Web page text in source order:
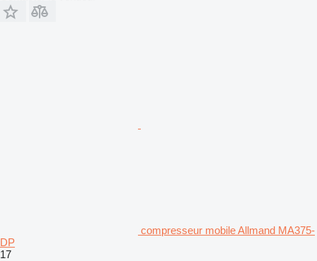
compresseur mobile Allmand MA375-
DP
17